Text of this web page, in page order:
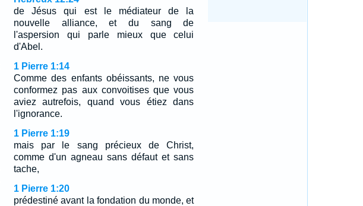
de Jésus qui est le médiateur de la
nouvelle alliance, et du sang de
l'aspersion qui parle mieux que celui
d'Abel.
1 Pierre 1:14
Comme des enfants obéissants, ne vous
conformez pas aux convoitises que vous
aviez autrefois, quand vous étiez dans
l'ignorance.
1 Pierre 1:19
mais par le sang précieux de Christ,
comme d'un agneau sans défaut et sans
tache,
1 Pierre 1:20
prédestiné avant la fondation du monde, et